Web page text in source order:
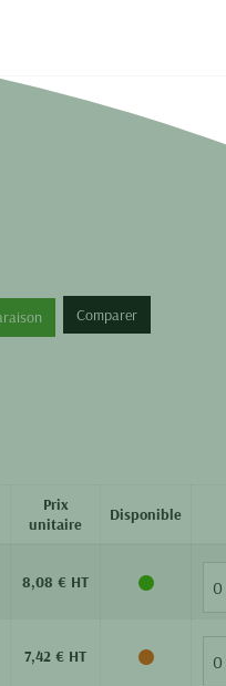
Comparer
Prix
unitaire
Disponible
8,08 € HT
7,42 € HT